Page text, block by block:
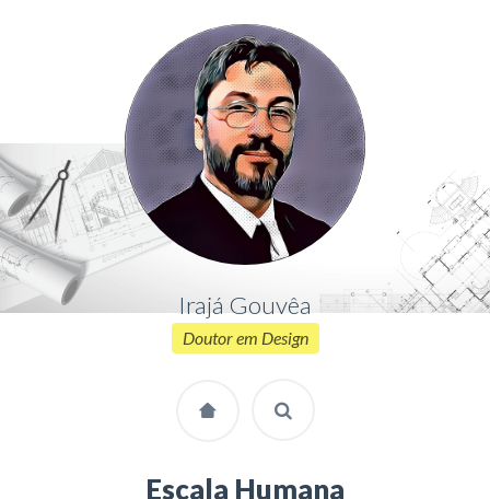
Irajá Gouvêa
Doutor em Design
Escala Humana